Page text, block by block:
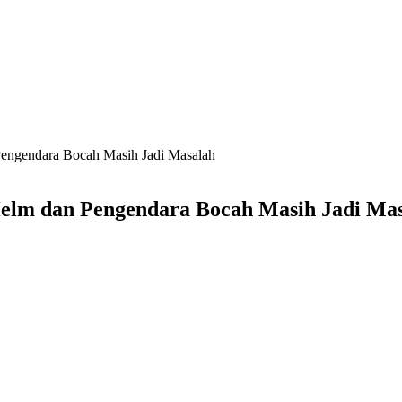
Bocah Masih Jadi Masalah
dan Pengendara Bocah Masih Jadi